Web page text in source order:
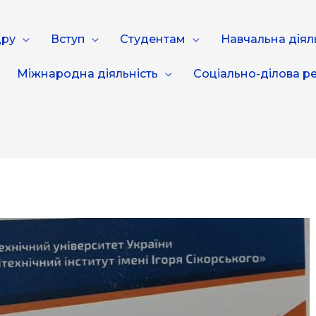
Вступ Студентам Навчальна
Міжнародна діяльність Соціально-ділова